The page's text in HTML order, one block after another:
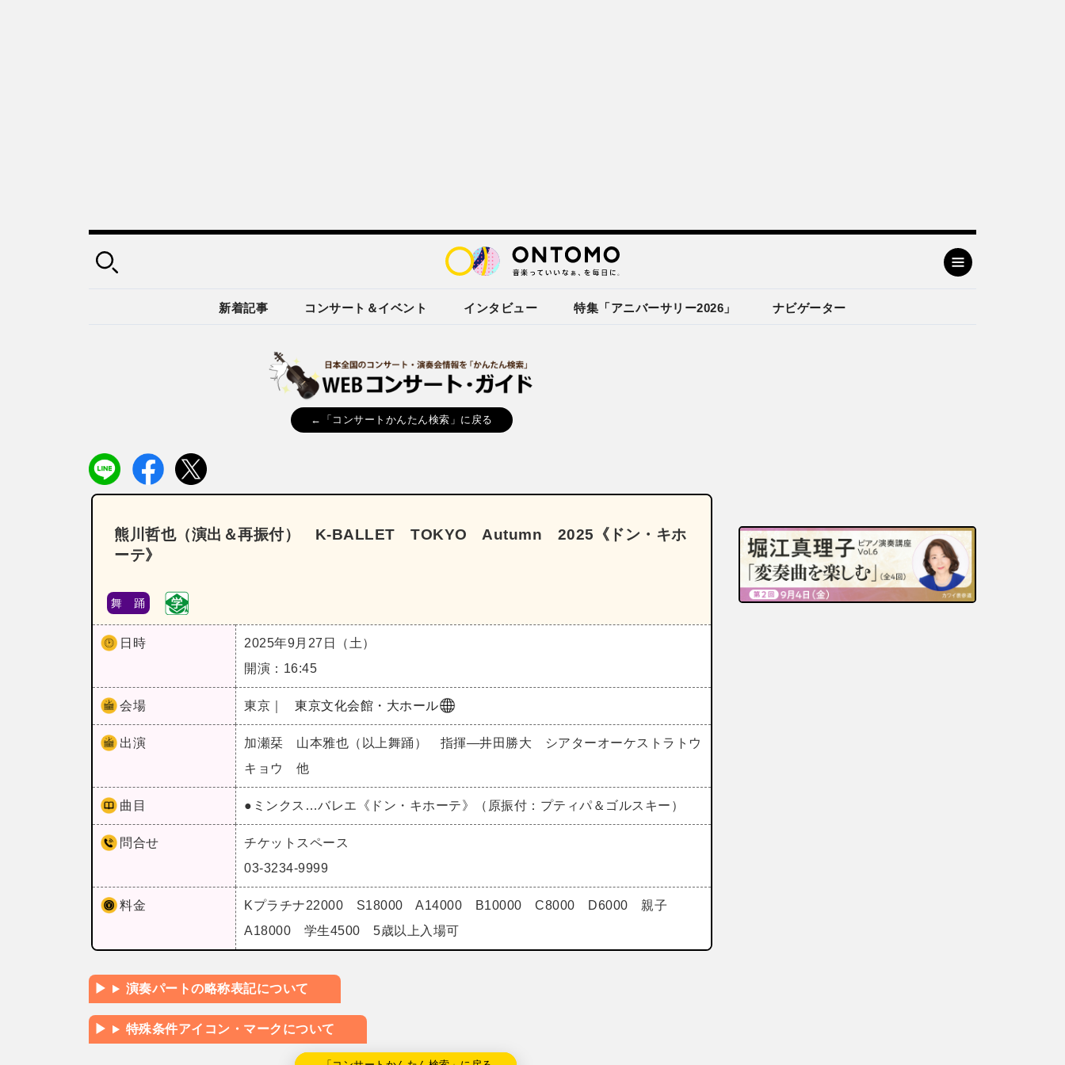
新着記事 コンサート＆イベント インタビュー 特集「アニバーサリー2026」 ナビゲーター
←「コンサートかんたん検索」に戻る
熊川哲也（演出＆再振付） K‐BALLET TOKYO Autumn 2025《ドン・キホ
ーテ》
舞 踊
日時
2025年9月27日（土）
開演：16:45
会場 東京｜ 東京文化会館・大ホール
出演
加瀬栞 山本雅也（以上舞踊） 指揮―井田勝大 シアターオーケストラトウ
キョウ 他
曲目 ●ミンクス…バレエ《ドン・キホーテ》（原振付：プティパ＆ゴルスキー）
問合せ
チケットスペース
03-3234-9999
料金
Kプラチナ22000 S18000 A14000 B10000 C8000 D6000 親子
A18000 学生4500 5歳以上入場可
演奏パートの略称表記について
特殊条件アイコン・マークについて